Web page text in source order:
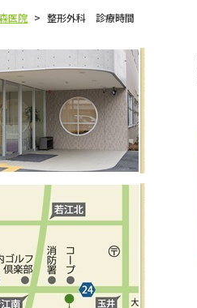
医院 > 整形外科 診療時間